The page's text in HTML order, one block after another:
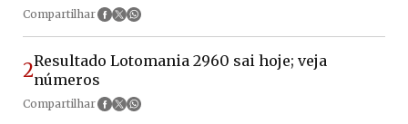
Compartilhar
2Resultado Lotomania 2960 sai hoje; veja
números
Compartilhar